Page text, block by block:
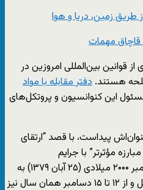
طریق زمین، دریا و هوا
قاچاق مهمات
قوانین بین‌المللی امروزین در
هستند. دفتر مقابله با مواد
این کنوانسیون و پروتکل‌های
پیداست، با قصد “ارتقای
مؤثرتر” با جرایم
سازمان‌یافته‌ی بین‌المللی در ۱۵ نوامبر ۲۰۰۰ میلادی (۲۵ آبان ۱۳۷۹) به
تصویب مجمع عمومی سازمان ملل و از ۱۲ تا ۱۵ دسامبر همان سال نیز